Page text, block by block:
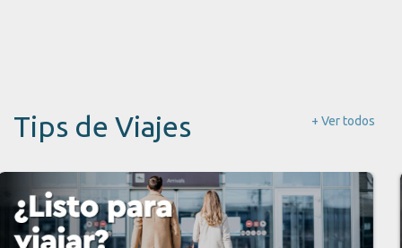
Tips de Viajes + Ver todos